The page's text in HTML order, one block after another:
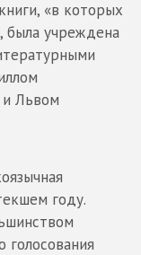
«в которых
была учреждена
Львом
году.
голосования